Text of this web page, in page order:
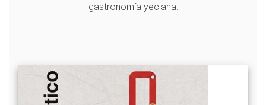
gastronomía yeclana.